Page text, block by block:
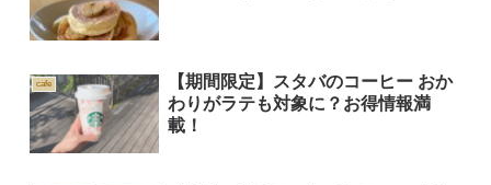
cafe
【期間限定】スタバのコーヒー おか
わりがラテも対象に？お得情報満
載！